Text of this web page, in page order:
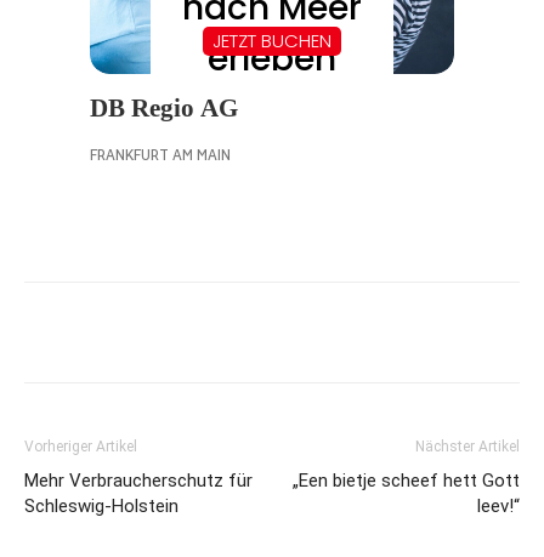
Vorheriger Artikel
Mehr Verbraucherschutz für
Schleswig-Holstein
Nächster Artikel
„Een bietje scheef hett Gott
leev!“